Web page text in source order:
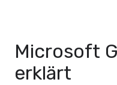
Microsoft
erklärt